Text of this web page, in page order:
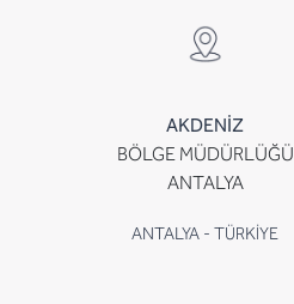
AKDENİZ
BÖLGE MÜDÜRLÜĞÜ
ANTALYA
ANTALYA - TÜRKİYE